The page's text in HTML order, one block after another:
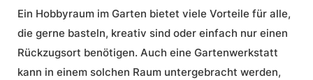
Ein Hobbyraum im Garten bietet viele Vorteile für alle,
die gerne basteln, kreativ sind oder einfach nur einen
Rückzugsort benötigen. Auch eine Gartenwerkstatt
kann in einem solchen Raum untergebracht werden,